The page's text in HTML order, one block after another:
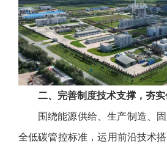
二、完善制度技术支撑，夯
围绕能源供给、生产制造、
全低碳管控标准，运用前沿技术